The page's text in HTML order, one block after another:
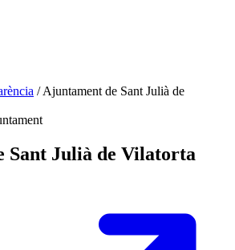
/ Ajuntament de Sant Julià de
Sant Julià de Vilatorta